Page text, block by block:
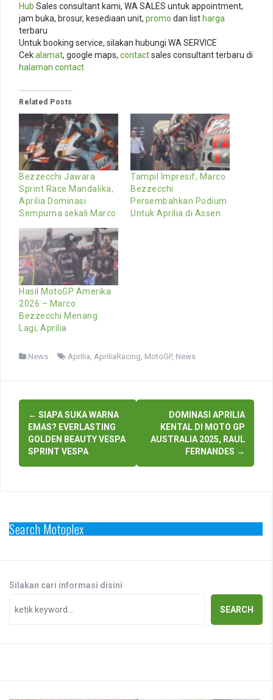
Hub Sales consultant kami, WA SALES untuk appointment,
jam buka, brosur, kesediaan unit, promo dan list harga
terbaru
Untuk booking service, silakan hubungi WA SERVICE
Cekalamat, google maps, contactsales consultant terbaru di
halaman contact
Related Posts
Bezzecchi Jawara
Sprint Race Mandalika,
Aprilia Dominasi
Sempurna sekali Marco
Tampil Impresif, Marco
Bezzecchi
Persembahkan Podium
Untuk Aprilia di Assen
Hasil MotoGP Amerika
2026 – Marco
Bezzecchi Menang
Lagi, Aprilia
News Aprilia ApriliaRacing MotoGP, News
Post
navigation
← SIAPA SUKA WARNA
EMAS? EVERLASTING
GOLDEN BEAUTY VESPA
SPRINT VESPA
DOMINASI APRILIA
KENTAL DI MOTO GP
AUSTRALIA 2025, RAUL
FERNANDES →
Search Motoplex
Silakan cari informasi disini
SEARCH